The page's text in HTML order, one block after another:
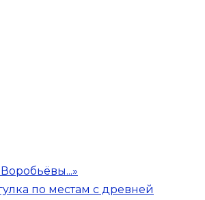
по местам с древней